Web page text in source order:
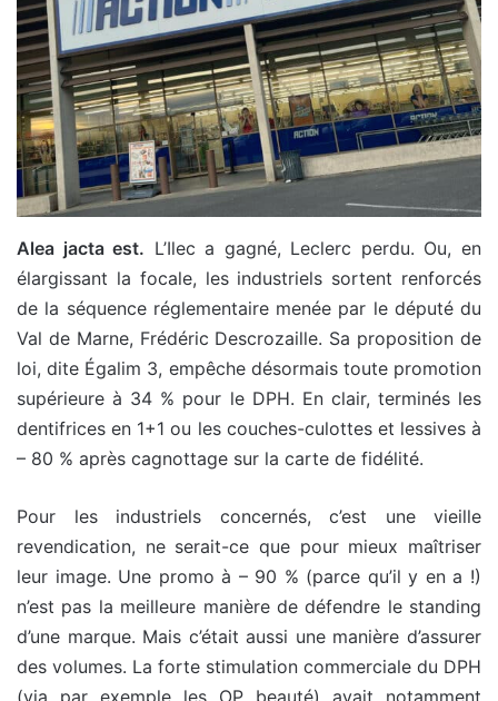
Alea jacta est. L’Ilec a gagné, Leclerc perdu. Ou, en
élargissant la focale, les industriels sortent renforcés
de la séquence réglementaire menée par le député du
Val de Marne, Frédéric Descrozaille. Sa proposition de
loi, dite Égalim 3, empêche désormais toute promotion
supérieure à 34 % pour le DPH. En clair, terminés les
dentifrices en 1+1 ou les couches-culottes et lessives à
– 80 % après cagnottage sur la carte de fidélité.
Pour les industriels concernés, c’est une vieille
revendication, ne serait-ce que pour mieux maîtriser
leur image. Une promo à – 90 % (parce qu’il y en a !)
n’est pas la meilleure manière de défendre le standing
d’une marque. Mais c’était aussi une manière d’assurer
des volumes. La forte stimulation commerciale du DPH
(via par exemple les OP beauté) avait notamment